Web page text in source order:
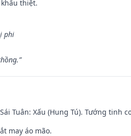
thiệt.
phi
Tuân: Xấu (Hung Tú). Tướng tinh
may áo mão.